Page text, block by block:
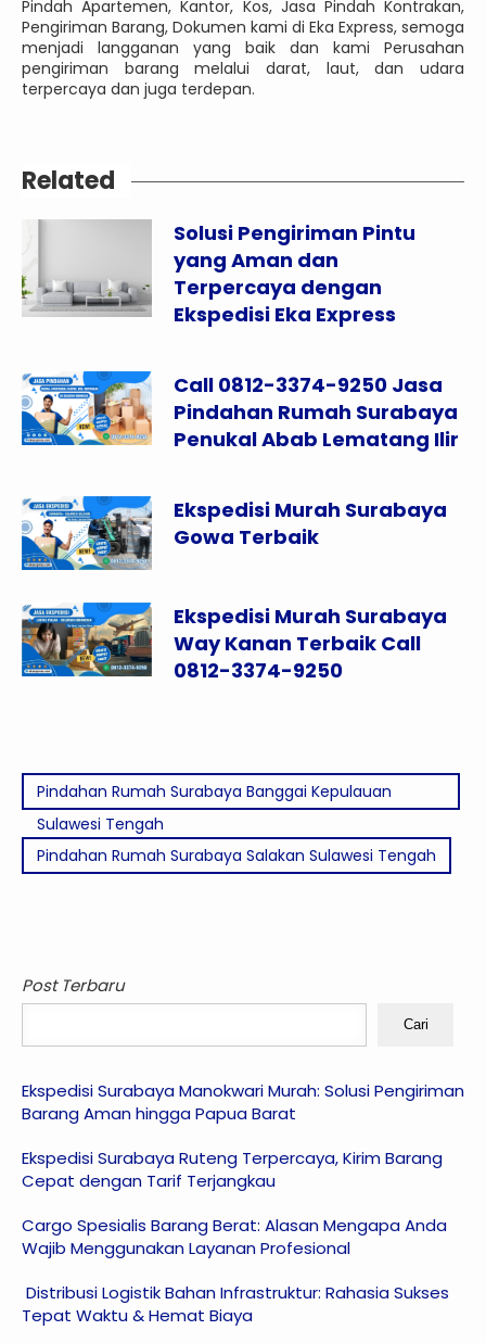
Pindah Apartemen, Kantor, Kos, Jasa Pindah Kontrakan,
Pengiriman Barang, Dokumen kami di Eka Express, semoga
menjadi langganan yang baik dan kami Perusahan
pengiriman barang melalui darat, laut, dan udara
terpercaya dan juga terdepan.
Related
Solusi Pengiriman Pintu
yang Aman dan
Terpercaya dengan
Ekspedisi Eka Express
Call 0812-3374-9250 Jasa
Pindahan Rumah Surabaya
Penukal Abab Lematang Ilir
Ekspedisi Murah Surabaya
Gowa Terbaik
Ekspedisi Murah Surabaya
Way Kanan Terbaik Call
0812-3374-9250
Pindahan Rumah Surabaya Banggai Kepulauan
Sulawesi Tengah
Pindahan Rumah Surabaya Salakan Sulawesi Tengah
Post Terbaru
Cari
Ekspedisi Surabaya Manokwari Murah: Solusi Pengiriman
Barang Aman hingga Papua Barat
Ekspedisi Surabaya Ruteng Terpercaya, Kirim Barang
Cepat dengan Tarif Terjangkau
Cargo Spesialis Barang Berat: Alasan Mengapa Anda
Wajib Menggunakan Layanan Profesional
Distribusi Logistik Bahan Infrastruktur: Rahasia Sukses
Tepat Waktu & Hemat Biaya